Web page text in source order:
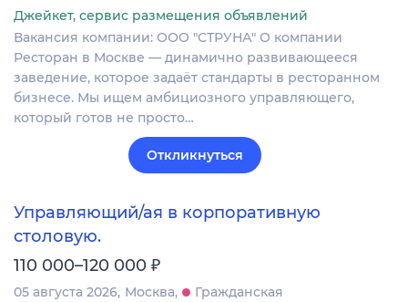
Джейкет, сервис размещения объявлений
Вакансия компании: ООО "СТРУНА" О компании
Ресторан в Москве — динамично развивающееся
заведение, которое задаёт стандарты в ресторанном
бизнесе. Мы ищем амбициозного управляющего,
который готов не просто…
Откликнуться
Управляющий/ая в корпоративную
столовую.
110 000–120 000 ₽
05 августа 2026 Москва
Гражданская